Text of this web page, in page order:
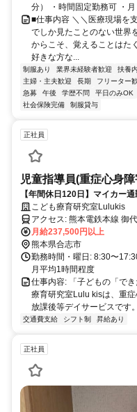
分） ・時間固定勤務可 ・
■仕事内容 ＼＼医療現場を
でしか見たことのない世界
からこそ、覚えることはた
好きな方な...
制服あり 業界未経験者歓迎 扶養
主婦・主夫歓迎
長期 フリーター
急募
午後 学歴不問 平日のみOK
社会保険完備
制服貸与
正社員
児童指導員(重症心身
【年間休日120日】マイカー
の支援こども療育研究室Lulukis
アクセス: 熊本電鉄本線 御代志駅より徒歩9分 ／ 再春荘前駅より徒歩
9分 ／ 熊本高専前駅より徒
月給237,500円以上
熊本県合志市
勤務時間・曜日: 8:30〜
月平均1時間程度
仕事内容: 「子どもの「で
療育研究室Lulu kisは、重
放課後等デイサービスです
交通費支給 シフト制 昇給あり
正社員